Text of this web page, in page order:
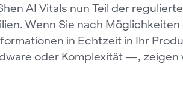
AI Vitals nun Teil der
Wenn Sie nach
in Echtzeit in Ihr
oder Komplexität —, zeigen